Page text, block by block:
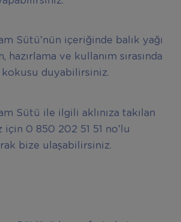
Sütü’nün içeriğinde balık yağı
hazırlama ve kullanım sırasında
kokusu duyabilirsiniz.
Sütü ile ilgili aklınıza takılan
için 0 850 202 51 51 no’lu
bize ulaşabilirsiniz.